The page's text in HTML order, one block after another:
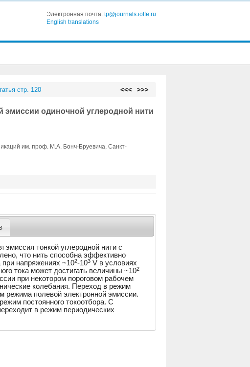
Электронная почта: tp@journals.ioffe.ru
English translations
стр. 120 <<< >>>
эмиссии одиночной углеродной нити
им. проф. М.А. Бонч-Бруевича, Санкт-
эмиссия тонкой углеродной нити с
что нить способна эффективно
при напряжениях ~102-103V в условиях
тока может достигать величины ~102
при некотором пороговом рабочем
колебания. Переход в режим
режима полевой электронной эмиссии.
постоянного токоотбора. С
в режим периодических